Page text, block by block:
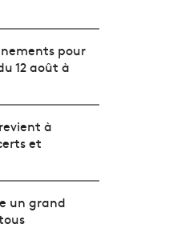
pour
12 août à
à
et
un grand